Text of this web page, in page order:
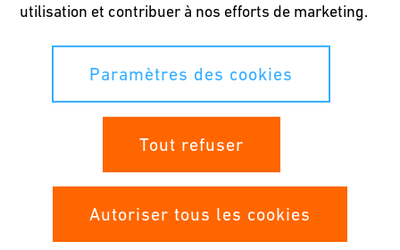
Frederik Koninckx
Sales Manager auprès de la sociétéGeorg Fischer
utilisation et contribuer à nos efforts de marketing.
Paramètres des cookies
Tout refuser
Autoriser tous les cookies